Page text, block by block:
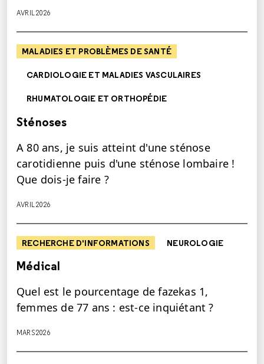
AVRIL 2026
MALADIES ET PROBLÈMES DE SANTÉ
CARDIOLOGIE ET MALADIES VASCULAIRES
RHUMATOLOGIE ET ORTHOPÉDIE
Sténoses
A 80 ans, je suis atteint d'une sténose
carotidienne puis d'une sténose lombaire !
Que dois-je faire ?
AVRIL 2026
RECHERCHE D'INFORMATIONS NEUROLOGIE
Médical
Quel est le pourcentage de fazekas 1,
femmes de 77 ans : est-ce inquiétant ?
MARS 2026